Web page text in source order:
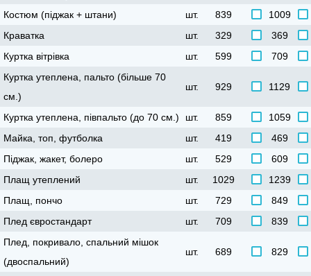
Костюм (піджак + штани)
шт. 839
1009
Краватка
шт. 329
369
Куртка вітрівка
шт. 599
709
Куртка утеплена, пальто (більше 70
см.)
шт. 929 1129
Куртка утеплена, півпальто (до 70 см.) шт. 859
1059
Майка, топ, футболка
шт. 419
469
Піджак, жакет, болеро
шт. 529
609
Плащ утеплений
шт. 1029
1239
Плащ, пончо
шт. 729
849
Плед євростандарт
шт. 709
839
Плед, покривало, спальний мішок
(двоспальний)
шт. 689 829